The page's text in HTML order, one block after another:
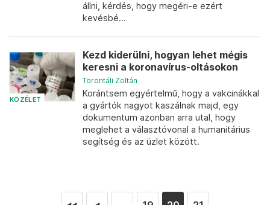
állni, kérdés, hogy megéri-e ezért
kevésbé...
KÖZÉLET
Kezd kiderülni, hogyan lehet mégis
keresni a koronavírus-oltásokon
Torontáli Zoltán
Korántsem egyértelmű, hogy a vakcinákkal
a gyártók nagyot kaszálnak majd, egy
dokumentum azonban arra utal, hogy
meglehet a választóvonal a humanitárius
segítség és az üzlet között.